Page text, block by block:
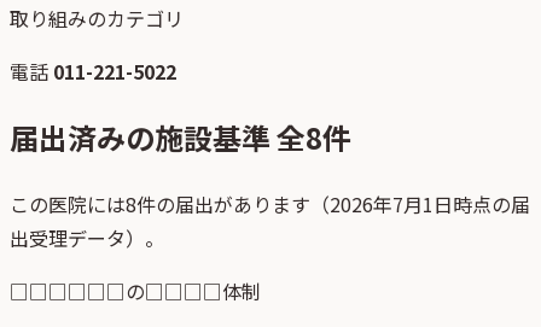
取り組みのカテゴリ
電話 011-221-5022
届出済みの施設基準 全8件
この医院には8件の届出があります（2026年7月1日時点の届
出受理データ）。
□□□□□□の□□□□体制